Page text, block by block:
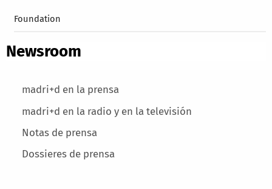
Foundation
Main menu
madri+d en la prensa
madri+d en la radio y en la televisión
Notas de prensa
Dossieres de prensa
Newsroom